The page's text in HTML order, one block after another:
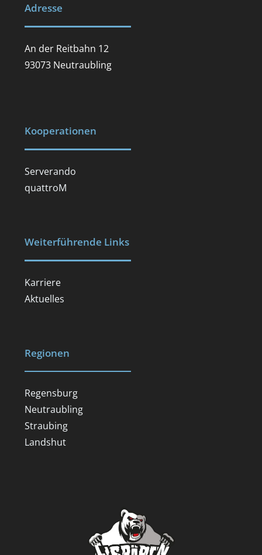
Adresse
An der Reitbahn 12
93073 Neutraubling
Kooperationen
Serverando
quattroM
Weiterführende Links
Karriere
Aktuelles
Regionen
Regensburg
Neutraubling
Straubing
Landshut